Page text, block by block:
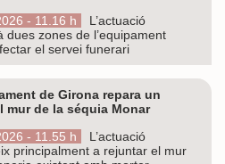
- 11.16 h
L’actuació
dues zones de l’equipament
el servei funerari
de Girona repara un
mur de la séquia Monar
- 11.55 h
L’actuació
principalment a rejuntar el mur